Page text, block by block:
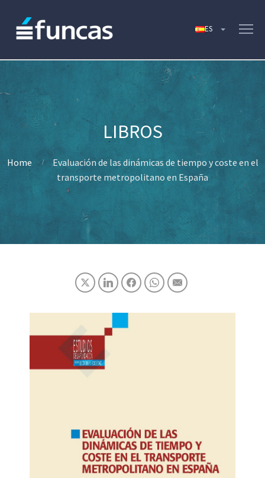
Home
Evaluación de las dinámicas de tiempo y coste en el
transporte metropolitano en España